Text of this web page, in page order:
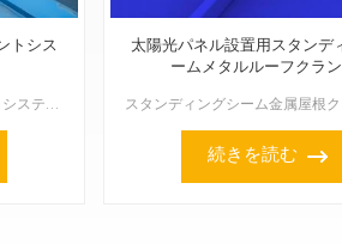
トシス
非貫通型ソーラールーフマウントシステムは、屋根に穴を開けることなくソーラーパネルを固定できるよう特別に設計されているため、屋根構造への損傷を心配する必要がなく、屋根の防水性も確保できます。このようなシ...
太陽光パネル設置用スタンデ
ームメタルルーフクラン
続きを読む